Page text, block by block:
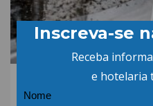
06.AGO.26 | POR: ABIH-SC
Qual a